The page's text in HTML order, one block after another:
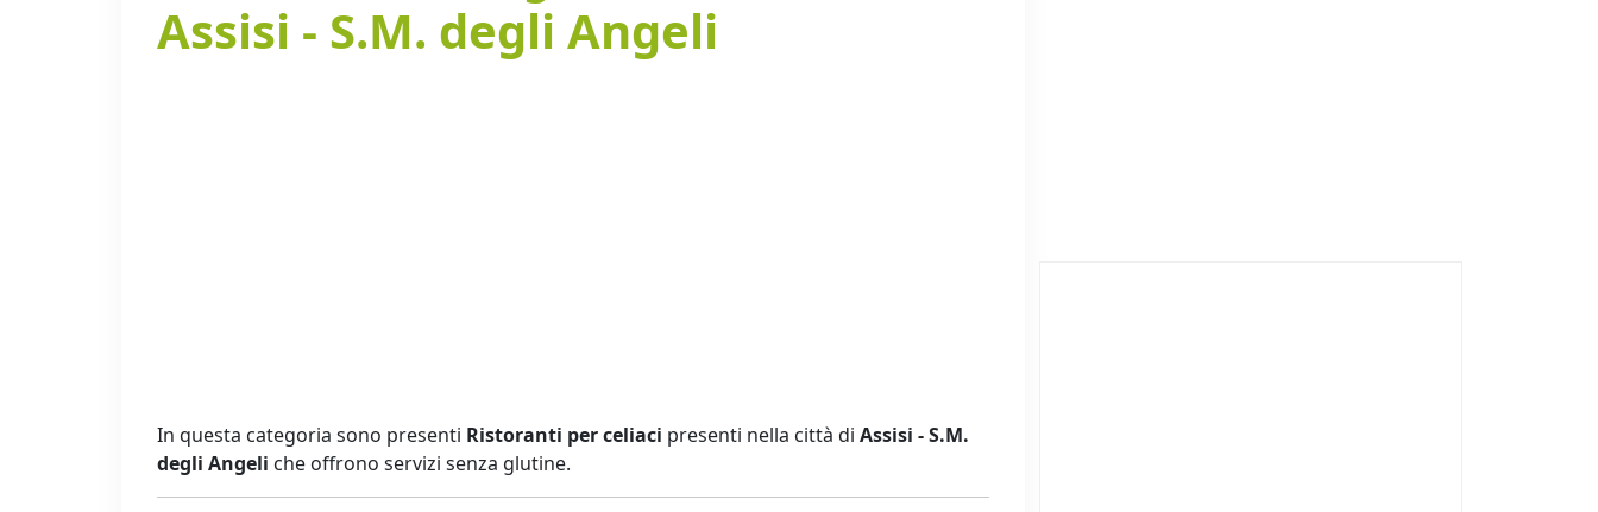
Assisi - S.M. degli Angeli
In questa categoria sono presenti Ristoranti per celiaci presenti nella città di Assisi - S.M.
degli Angeli che offrono servizi senza glutine.